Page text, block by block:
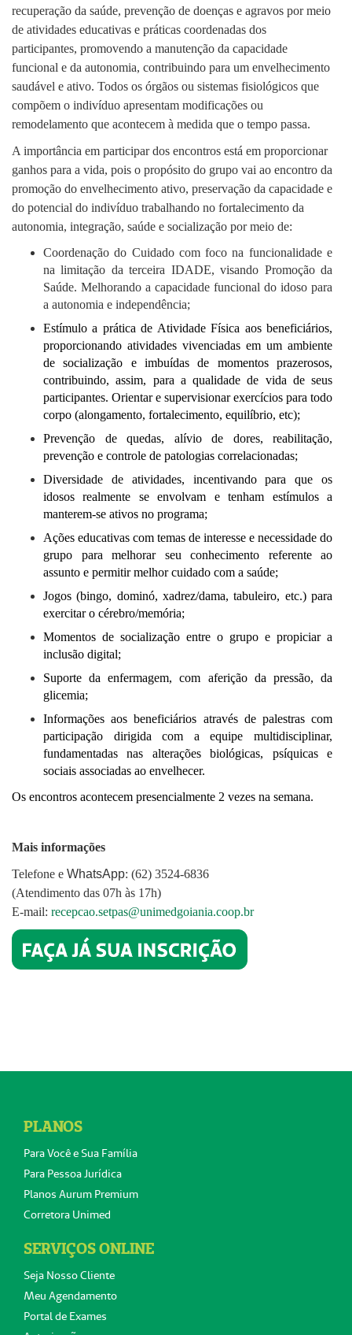
recuperação da saúde, prevenção de doenças e agravos por meio
de atividades educativas e práticas coordenadas dos
participantes, promovendo a manutenção da capacidade
funcional e da autonomia, contribuindo para um envelhecimento
saudável e ativo. Todos os órgãos ou sistemas fisiológicos que
compõem o indivíduo apresentam modificações ou
remodelamento que acontecem à medida que o tempo passa.
A importância em participar dos encontros está em proporcionar
ganhos para a vida, pois o propósito do grupo vai ao encontro da
promoção do envelhecimento ativo, preservação da capacidade e
do potencial do indivíduo trabalhando no fortalecimento da
autonomia, integração, saúde e socialização por meio de:
Coordenação do Cuidado com foco na funcionalidade e
na limitação da terceira IDADE, visando Promoção da
Saúde. Melhorando a capacidade funcional do idoso para
a autonomia e independência;
Estímulo a prática de Atividade Física aos beneficiários,
proporcionando atividades vivenciadas em um ambiente
de socialização e imbuídas de momentos prazerosos,
contribuindo, assim, para a qualidade de vida de seus
participantes. Orientar e supervisionar exercícios para todo
corpo (alongamento, fortalecimento, equilíbrio, etc);
Prevenção de quedas, alívio de dores, reabilitação,
prevenção e controle de patologias correlacionadas;
Diversidade de atividades, incentivando para que os
idosos realmente se envolvam e tenham estímulos a
manterem-se ativos no programa;
Ações educativas com temas de interesse e necessidade do
grupo para melhorar seu conhecimento referente ao
assunto e permitir melhor cuidado com a saúde;
Jogos (bingo, dominó, xadrez/dama, tabuleiro, etc.) para
exercitar o cérebro/memória;
Momentos de socialização entre o grupo e propiciar a
inclusão digital;
Suporte da enfermagem, com aferição da pressão, da
glicemia;
Informações aos beneficiários através de palestras com
participação dirigida com a equipe multidisciplinar,
fundamentadas nas alterações biológicas, psíquicas e
sociais associadas ao envelhecer.
Os encontros acontecem presencialmente 2 vezes na semana.
Mais informações
Telefone e WhatsApp: (62) 3524-6836
(Atendimento das 07h às 17h)
E-mail: recepcao.setpas@unimedgoiania.coop.br
PLANOS
Para Você e Sua Família
Para Pessoa Jurídica
Planos Aurum Premium
Corretora Unimed
SERVIÇOS ONLINE
Seja Nosso Cliente
Meu Agendamento
Portal de Exames